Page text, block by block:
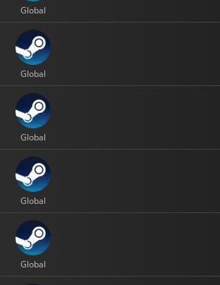
Global
Global
Global
Global
Global